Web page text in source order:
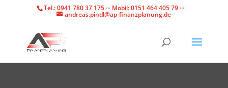
Tel.: 0941 780 37 175 ··· Mobil: 0151 464 405 79 ···
andreas.pindl@ap-finanzplanung.de